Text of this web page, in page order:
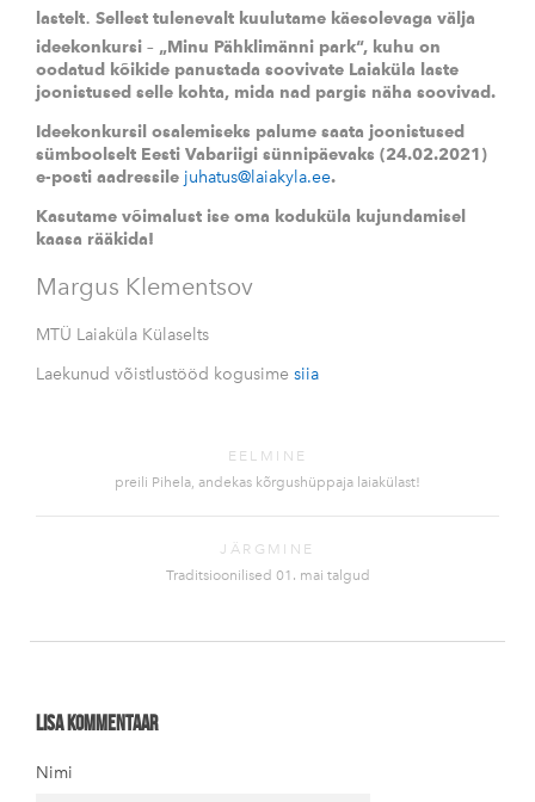
lastelt. Sellest tulenevalt kuulutame käesolevaga välja
ideekonkursi – „Minu Pähklimänni park“, kuhu on
oodatud kõikide panustada soovivate Laiaküla laste
joonistused selle kohta, mida nad pargis näha soovivad.
Ideekonkursil osalemiseks palume saata joonistused
sümboolselt Eesti Vabariigi sünnipäevaks (24.02.2021)
e-posti aadressile juhatus@laiakyla.ee.
Kasutame võimalust ise oma koduküla kujundamisel
kaasa rääkida!
Margus Klementsov
MTÜ Laiaküla Külaselts
Laekunud võistlustööd kogusime siia
EELMINE
preili Pihela, andekas kõrgushüppaja laiakülast!
JÄRGMINE
Traditsioonilised 01. mai talgud
Lisa kommentaar
Nimi